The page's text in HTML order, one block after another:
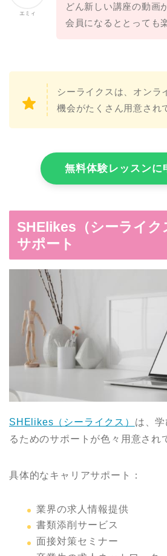
エミィ
どん新しい講座の動画
会員になるととっても
シーライクスは、オンラ
機会がたくさん用意され
無料体験レッスンに
SHElikes（シーライク
サポート
SHElikes（シーライクス） は、
るためのサポートが色々用意され
具体的なキャリアサポート：
業界の求人情報提供
書類添削サービス
面接対策セミナー